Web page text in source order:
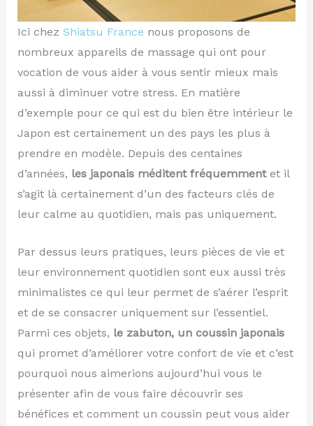
Ici chez Shiatsu France nous proposons de
nombreux appareils de massage qui ont pour
vocation de vous aider à vous sentir mieux mais
aussi à diminuer votre stress. En matière
d’exemple pour ce qui est du bien être intérieur le
Japon est certainement un des pays les plus à
prendre en modèle. Depuis des centaines
d’années, les japonais méditent fréquemmentet il
s’agit là certainement d’un des facteurs clés de
leur calme au quotidien, mais pas uniquement.
Par dessus leurs pratiques, leurs pièces de vie et
leur environnement quotidien sont eux aussi très
minimalistes ce qui leur permet de s’aérer l’esprit
et de se consacrer uniquement sur l’essentiel.
Parmi ces objets, le zabuton, un coussin japonais
qui promet d’améliorer votre confort de vie et c’est
pourquoi nous aimerions aujourd’hui vous le
présenter afin de vous faire découvrir ses
bénéfices et comment un coussin peut vous aider